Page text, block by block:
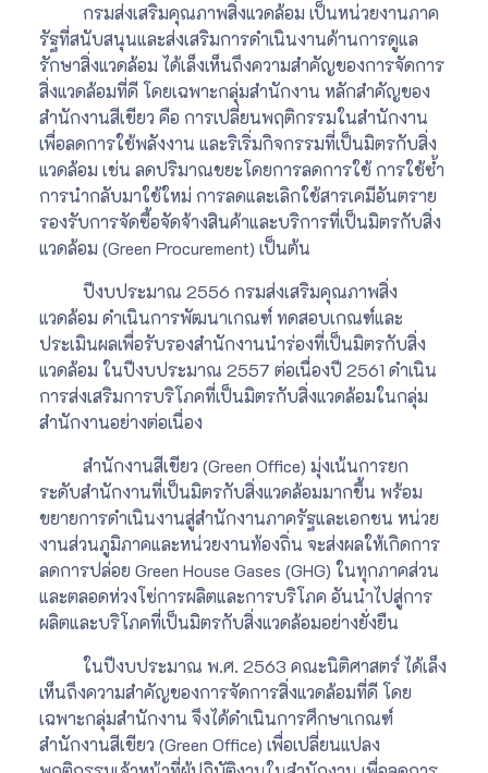
กรมส่งเสริมคุณภาพสิ่งแวดล้อม เป็นหน่วยงานภาค
รัฐที่สนับสนุนและส่งเสริมการดำเนินงานด้านการดูแล
รักษาสิ่งแวดล้อม ได้เล็งเห็นถึงความสำคัญของการจัดการ
สิ่งแวดล้อมที่ดี โดยเฉพาะกลุ่มสำนักงาน หลักสำคัญของ
สำนักงานสีเขียว คือ การเปลี่ยนพฤติกรรมในสำนักงาน
เพื่อลดการใช้พลังงาน และริเริ่มกิจกรรมที่เป็นมิตรกับสิ่ง
แวดล้อม เช่น ลดปริมาณขยะโดยการลดการใช้ การใช้ซ้ำ
การนำกลับมาใช้ใหม่ การลดและเลิกใช้สารเคมีอันตราย
รองรับการจัดซื้อจัดจ้างสินค้าและบริการที่เป็นมิตรกับสิ่ง
แวดล้อม (Green Procurement) เป็นต้น
ปีงบประมาณ 2556 กรมส่งเสริมคุณภาพสิ่ง
แวดล้อม ดำเนินการพัฒนาเกณฑ์ ทดสอบเกณฑ์และ
ประเมินผลเพื่อรับรองสำนักงานนำร่องที่เป็นมิตรกับสิ่ง
แวดล้อม ในปีงบประมาณ 2557 ต่อเนื่องปี 2561 ดำเนิน
การส่งเสริมการบริโภคที่เป็นมิตรกับสิ่งแวดล้อมในกลุ่ม
สำนักงานอย่างต่อเนื่อง
สำนักงานสีเขียว (Green Office) มุ่งเน้นการยก
ระดับสำนักงานที่เป็นมิตรกับสิ่งแวดล้อมมากขึ้น พร้อม
ขยายการดำเนินงานสู่สำนักงานภาครัฐและเอกชน หน่วย
งานส่วนภูมิภาคและหน่วยงานท้องถิ่น จะส่งผลให้เกิดการ
ลดการปล่อย Green House Gases (GHG) ในทุกภาคส่วน
และตลอดห่วงโซ่การผลิตและการบริโภค อันนำไปสู่การ
ผลิตและบริโภคที่เป็นมิตรกับสิ่งแวดล้อมอย่างยั่งยืน
ในปีงบประมาณ พ.ศ. 2563 คณะนิติศาสตร์ ได้เล็ง
เห็นถึงความสำคัญของการจัดการสิ่งแวดล้อมที่ดี โดย
เฉพาะกลุ่มสำนักงาน จึงได้ดำเนินการศึกษาเกณฑ์
สำนักงานสีเขียว (Green Office) เพื่อเปลี่ยนแปลง